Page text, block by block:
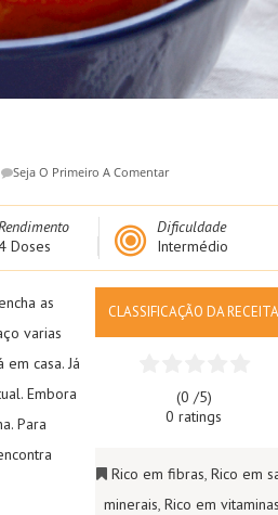
Seja O Primeiro A Comentar
Doses
Dificuldade
Intermédio
as
varias
casa. Já
Embora
Para
CLASSIFICAÇÃO DA RECEITA
(0 /5)
0 ratings
Rico em fibras,Rico em
minerais,Rico em